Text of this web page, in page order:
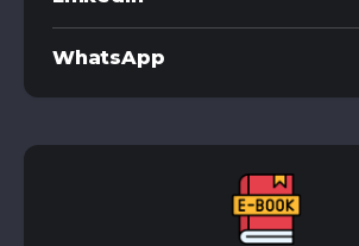
WhatsApp